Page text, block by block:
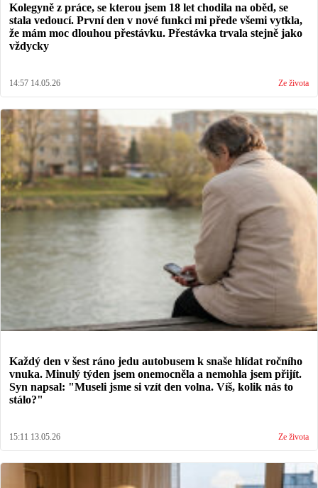
Kolegyně z práce, se kterou jsem 18 let chodila na oběd, se
stala vedoucí. První den v nové funkci mi přede všemi vytkla,
že mám moc dlouhou přestávku. Přestávka trvala stejně jako
vždycky
14:57 14.05.26 Ze života
Každý den v šest ráno jedu autobusem k snaše hlídat ročního
vnuka. Minulý týden jsem onemocněla a nemohla jsem přijít.
Syn napsal: "Museli jsme si vzít den volna. Víš, kolik nás to
stálo?"
15:11 13.05.26 Ze života